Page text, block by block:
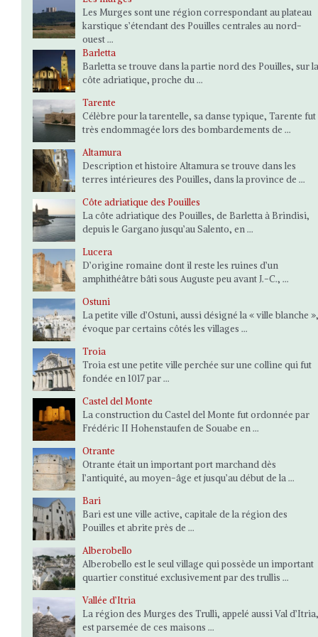
Les Murges sont une région correspondant au plateau
karstique s’étendant des Pouilles centrales au nord-
ouest ...
Barletta
Barletta se trouve dans la partie nord des Pouilles, sur la
côte adriatique, proche du ...
Tarente
Célèbre pour la tarentelle, sa danse typique, Tarente fut
très endommagée lors des bombardements de ...
Altamura
Description et histoire Altamura se trouve dans les
terres intérieures des Pouilles, dans la province de ...
Côte adriatique des Pouilles
La côte adriatique des Pouilles, de Barletta à Brindisi,
depuis le Gargano jusqu’au Salento, en ...
Lucera
D’origine romaine dont il reste les ruines d’un
amphithéâtre bâti sous Auguste peu avant J.-C., ...
Ostuni
La petite ville d’Ostuni, aussi désigné la « ville blanche »,
évoque par certains côtés les villages ...
Troia
Troia est une petite ville perchée sur une colline qui fut
fondée en 1017 par ...
Castel del Monte
La construction du Castel del Monte fut ordonnée par
Frédéric II Hohenstaufen de Souabe en ...
Otrante
Otrante était un important port marchand dès
l’antiquité, au moyen-âge et jusqu’au début de la ...
Bari
Bari est une ville active, capitale de la région des
Pouilles et abrite près de ...
Alberobello
Alberobello est le seul village qui possède un important
quartier constitué exclusivement par des trullis ...
Vallée d’Itria
La région des Murges des Trulli, appelé aussi Val d’Itria,
est parsemée de ces maisons ...